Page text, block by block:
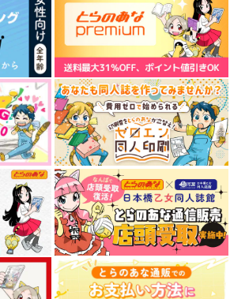
作品詳細 作品詳細
がんばれなぎくんもう
少し(メモ帳無し)
どんちゃんさわぎ
2,357 円 （税込）
がんばれなぎくんもう
すこし！(メモ帳付き)
どんちゃんさわぎ
2,357円（税込）
魔法少女に変身する魔
法＋α
三度寝
専売 787 （税込）
葬送のフリーレン オー
ルキャラギャグ
サンプル
カート
宴戀し
Unp.
セール中 990円（税込）
うたわれるもの オール
キャラ
サンプル
カート